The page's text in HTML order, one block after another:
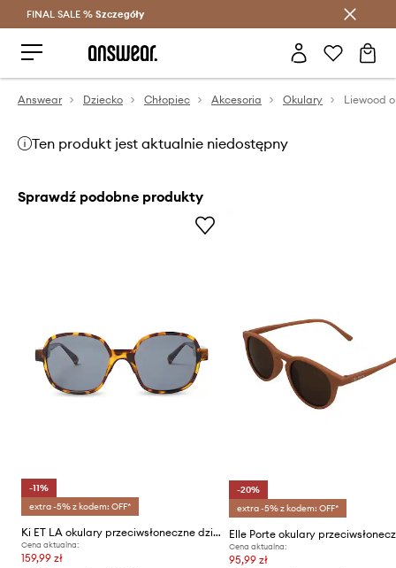
Oszczędzaj z Answear Club >
FINAL SALE % Szczegóły
Answear Dziecko Chłopiec Akcesoria Okulary
Ten produkt jest aktualnie niedostępny
Sprawdź podobne produkty
-11%
extra -5% z kodem: OFF*
Ki ET LA okulary przeciwsłoneczne dziecięce
Cena aktualna:
159,99 zł
-20%
extra -5% z kodem: OFF*
Cena aktualna:
95,99 zł